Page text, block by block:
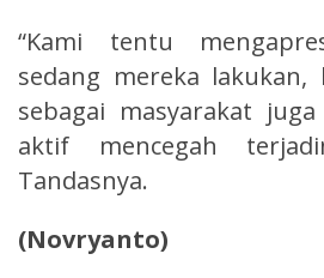
“Kami tentu
sedang mereka lakukan,
sebagai masyarakat
aktif mencegah
Tandasnya.
(Novryanto)